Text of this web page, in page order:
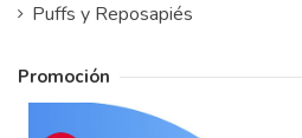
Puffs y Reposapiés
Promoción